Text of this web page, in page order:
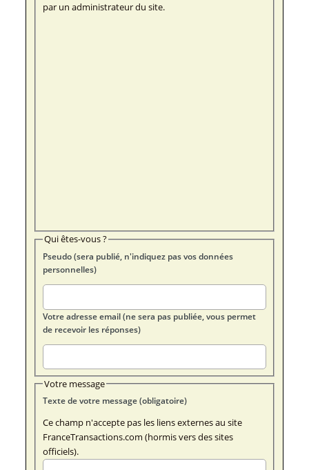
par un administrateur du site.
Qui êtes-vous ?
Pseudo (sera publié, n'indiquez pas vos données
personnelles)
Votre adresse email (ne sera pas publiée, vous permet
de recevoir les réponses)
Votre message
Texte de votre message (obligatoire)
Ce champ n'accepte pas les liens externes au site
FranceTransactions.com (hormis vers des sites
officiels).